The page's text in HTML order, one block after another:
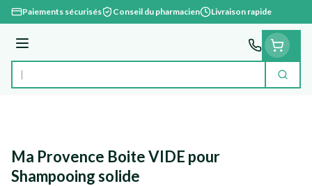
Aller au contenu
Paiements sécurisés Conseil du pharmacien Livraison rapide
Menu
Rechercher
Ma Provence Boite VIDE pour
Shampooing solide